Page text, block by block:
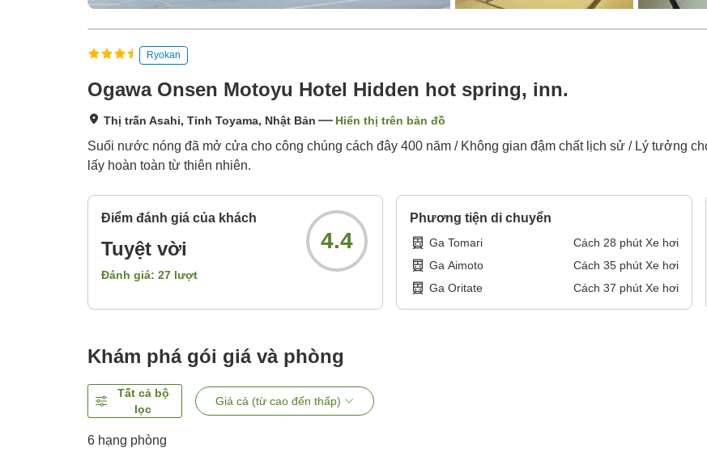
Ryokan
Ogawa Onsen Motoyu Hotel Hidden hot spring, inn.
Thị trấn Asahi, Tỉnh Toyama, Nhật Bản Hiển thị trên bản đồ
Suối nước nóng đã mở cửa cho công chúng cách đây 400 năm / Không gian đậm chất lịch sử / Lý tưởng
lấy hoàn toàn từ thiên nhiên.
Điểm đánh giá của khách
Tuyệt vời
Đánh giá: 27 lượt
4.4
Phương tiện di chuyển
Ga Tomari Cách 28 phút Xe hơi
Ga Aimoto
Cách 35phút Xe hơi
Ga Oritate
Cách 37 phút Xe hơi
Khám phá gói giá và phòng
Tất cả bộ
lọc
Giá cả (từ cao đến thấp)
6 hạng phòng